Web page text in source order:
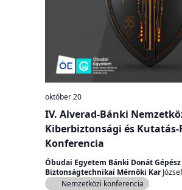
IV. Alverad-Bánki
Kiberbiztonsági és Kutatás-
Konferencia
október 20
Óbudai Egyetem Bánki Donát Gépész
Biztonságtechnikai Mérnöki Kar
Nemzetközi konferencia